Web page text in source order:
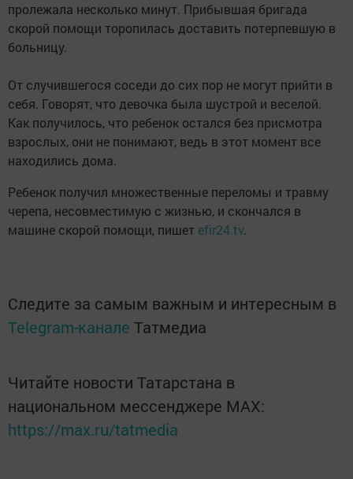
пролежала несколько минут. Прибывшая бригада
скорой помощи торопилась доставить потерпевшую в
больницу.
От случившегося соседи до сих пор не могут прийти в
себя. Говорят, что девочка была шустрой и веселой.
Как получилось, что ребенок остался без присмотра
взрослых, они не понимают, ведь в этот момент все
находились дома.
Ребенок получил множественные переломы и травму
черепа, несовместимую с жизнью, и скончался в
машине скорой помощи, пишет efir24.tv.
Следите за самым важным и интересным в
Telegram-канале Татмедиа
Читайте новости Татарстана в
национальном мессенджере MАХ:
https://max.ru/tatmedia